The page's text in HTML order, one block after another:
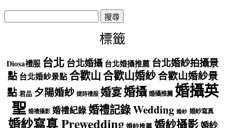
搜
尋
標籤
Diosa禮服 台北台北婚攝 台北婚攝推薦 台北婚紗拍攝景
點 台北婚紗景點 合歡山合歡山婚紗合歡山婚紗景
點 君品 夕陽婚紗 婕詩禮服 婚宴婚攝 婚攝推薦 婚攝英
聖 婚禮攝影 婚禮紀錄婚禮記錄 Wedding 婚紗 婚紗寫真
婚紗寫真 Prewedding 婚紗推薦 婚紗攝影婚紗